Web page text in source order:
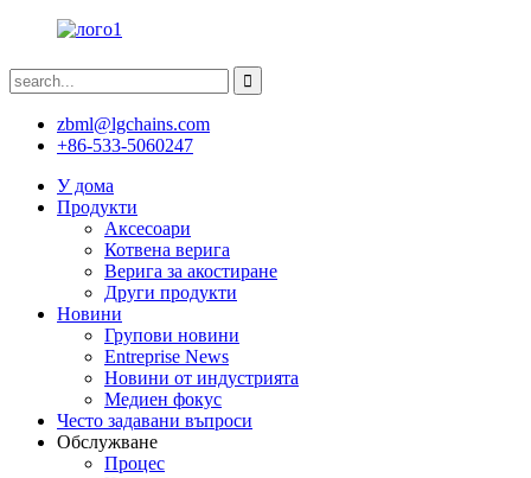
zbml@lgchains.com
+86-533-5060247
У дома
Продукти
Аксесоари
Котвена верига
Верига за акостиране
Други продукти
Новини
Групови новини
Entreprise News
Новини от индустрията
Медиен фокус
Често задавани въпроси
Обслужване
Процес